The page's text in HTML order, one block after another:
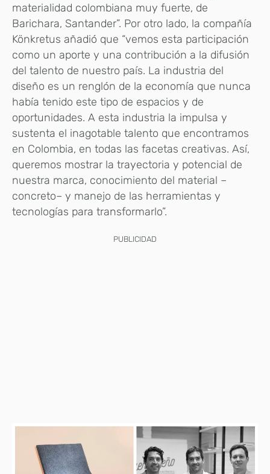
materialidad colombiana muy fuerte, de
Barichara, Santander”. Por otro lado, la compañía
Könkretus añadió que “vemos esta participación
como un aporte y una contribución a la difusión
del talento de nuestro país. La industria del
diseño es un renglón de la economía que nunca
había tenido este tipo de espacios y de
oportunidades. A esta industria la impulsa y
sustenta el inagotable talento que encontramos
en Colombia, en todas las facetas creativas. Así,
queremos mostrar la trayectoria y potencial de
nuestra marca, conocimiento del material –
concreto– y manejo de las herramientas y
tecnologías para transformarlo”.
PUBLICIDAD